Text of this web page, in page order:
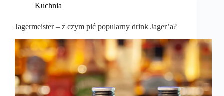
Kuchnia
Jagermeister – z czym pić popularny drink Jager’a?